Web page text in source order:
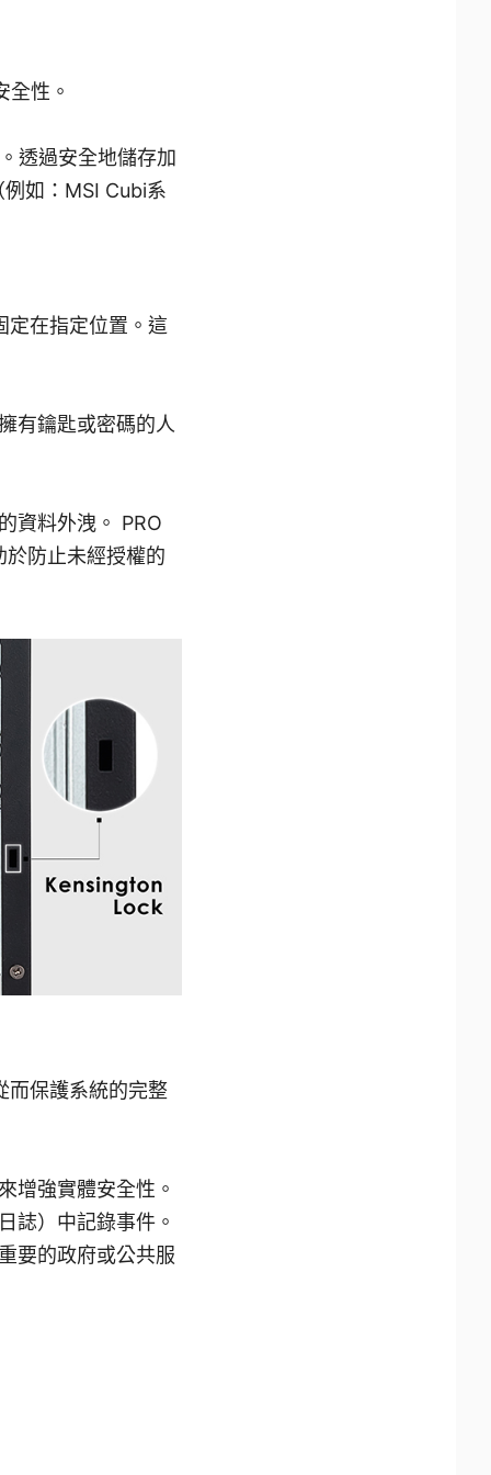
全性。
透過安全地儲存加
如：MSI Cubi系
定在指定位置。這
有鑰匙或密碼的人
資料外洩。 PRO
防止未經授權的
而保護系統的完整
增強實體安全性。
誌）中記錄事件。
要的政府或公共服